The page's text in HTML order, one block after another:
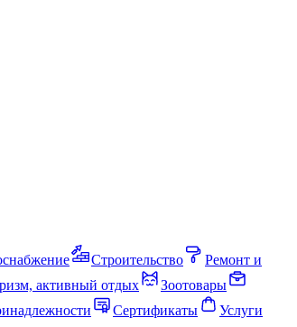
Строительство
Ремонт и
активный отдых
Зоотовары
Сертификаты
Услуги